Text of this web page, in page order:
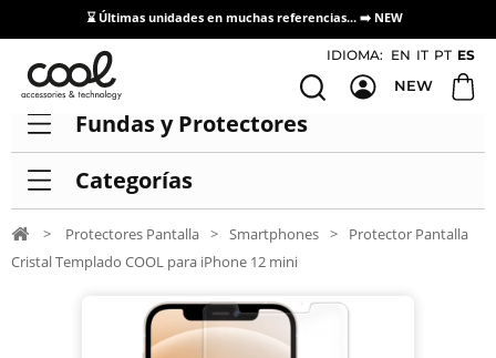
⌛ Últimas unidades en muchas referencias... ➡️ NEW
Acceso / Registro Distribuidores
IDIOMA: EN IT PT ES
NEW
Fundas y Protectores
Categorías
> Protectores Pantalla > Smartphones >
Protector Pantalla
Cristal Templado COOL para iPhone 12 mini